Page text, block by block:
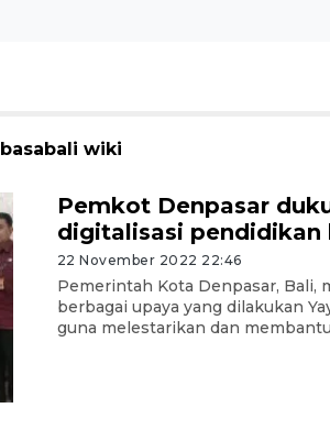
wiki
Pemkot Denpasar
digitalisasi pendidikan
22 November 2022 22:46
Pemerintah Kota Denpasar, Bali,
berbagai upaya yang dilakukan
guna melestarikan dan membantu